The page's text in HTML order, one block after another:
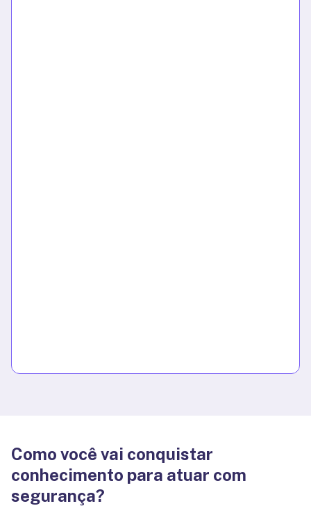
Como você vai conquistar
conhecimento para atuar com
segurança?